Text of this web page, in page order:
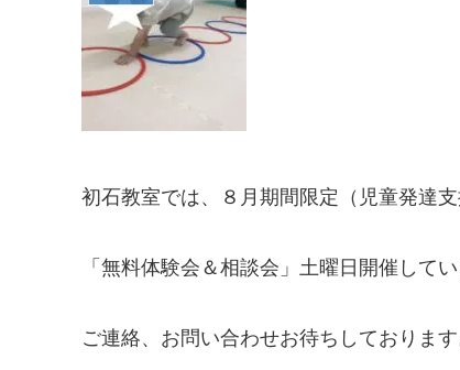
初石教室では、８月期間限定（児童発達支
「無料体験会＆相談会」土曜日開催してい
ご連絡、お問い合わせお待ちしております